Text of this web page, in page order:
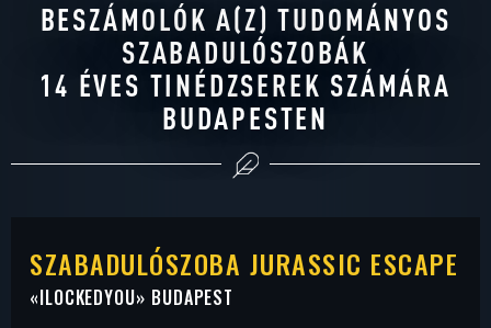
BESZÁMOLÓK A(Z) TUDOMÁNYOS
SZABADULÓSZOBÁK
14 ÉVES TINÉDZSEREK SZÁMÁRA
BUDAPESTEN
SZABADULÓSZOBA JURASSIC ESCAPE
«ILOCKEDYOU» BUDAPEST